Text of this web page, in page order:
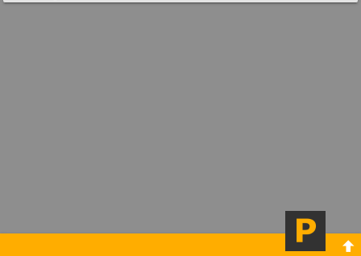
